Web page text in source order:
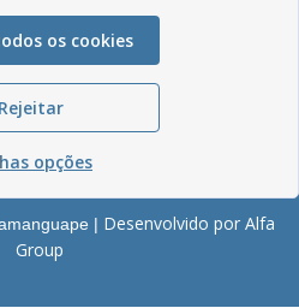
| Desenvolvido por Alfa
Group
os cookies
Rejeitar
opções